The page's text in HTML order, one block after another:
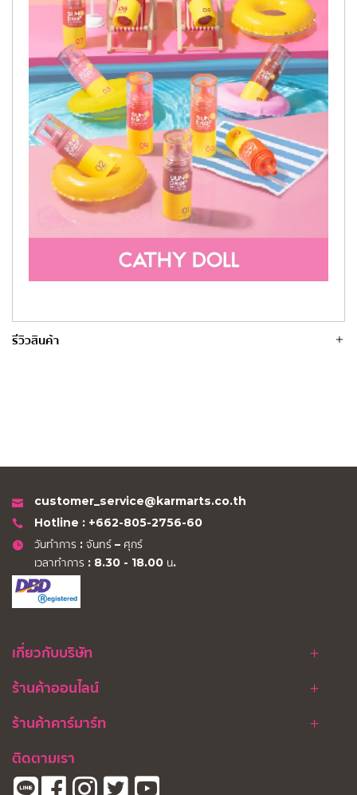
รีวิวสินค้า
customer_service@karmarts.co.th
Hotline : +662-805-2756-60
วันทำการ : จันทร์ – ศุกร์
เวลาทำการ : 8.30 - 18.00 น.
เกี่ยวกับบริษัท
ร้านค้าออนไลน์
ร้านค้าคาร์มาร์ท
ติดตามเรา